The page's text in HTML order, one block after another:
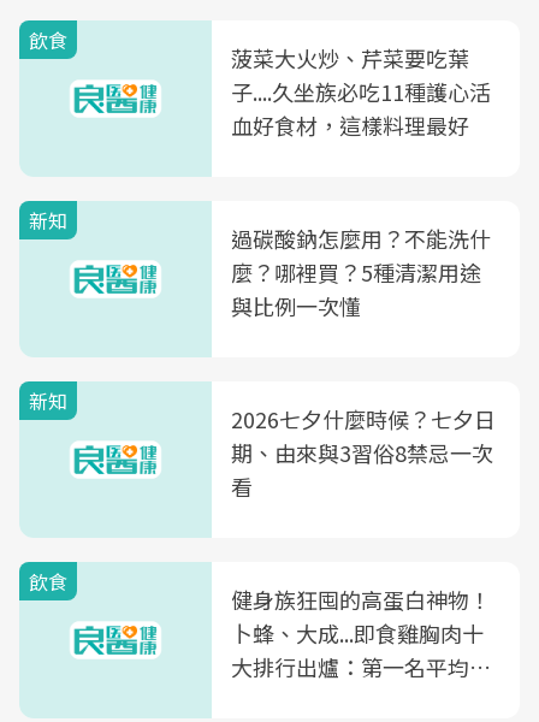
飲食
菠菜大火炒、芹菜要吃葉
子....久坐族必吃11種護心活
血好食材，這樣料理最好
新知
過碳酸鈉怎麼用？不能洗什
麼？哪裡買？5種清潔用途
與比例一次懂
新知
2026七夕什麼時候？七夕日
期、由來與3習俗8禁忌一次
看
飲食
健身族狂囤的高蛋白神物！
卜蜂、大成...即食雞胸肉十
大排行出爐：第一名平均一